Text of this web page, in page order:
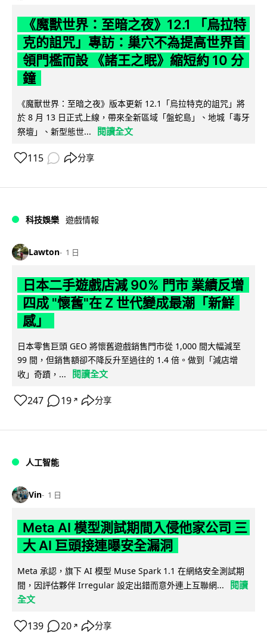
《魔獸世界：至暗之夜》12.1 「烏拉特
克的詛咒」專訪：巢穴不為提高世界首
領門檻而設 《諸王之眠》縮短約 10 分
鐘
《魔獸世界：至暗之夜》版本更新 12.1「烏拉特克的詛咒」將
於 8 月 13 日正式上線，帶來全新區域「盤蛇島」、地城「毒牙
祭壇」、新型態世...
閱讀全文
115 分享
科技娛樂 遊戲情報
Lawton 1 日
日本二手遊戲店減 90% 門市 業績反增
四成 "懷舊"在 Z 世代變成最潮「新鮮
感」
日本零售巨頭 GEO 將懷舊遊戲銷售門市從 1,000 間大幅減至
99 間，但銷售額卻不降反升至過往的 1.4 倍。做到「減店增
收」奇蹟，...
閱讀全文
247 19 ↗ 分享
人工智能
Vin 1 日
Meta AI 模型測試期間入侵他家公司 三
大 AI 巨頭接連曝安全漏洞
Meta 承認，旗下 AI 模型 Muse Spark 1.1 在網絡安全測試期
間，因評估夥伴 Irregular 設定出錯而意外連上互聯網...
閱讀
全文
139 20 ↗ 分享